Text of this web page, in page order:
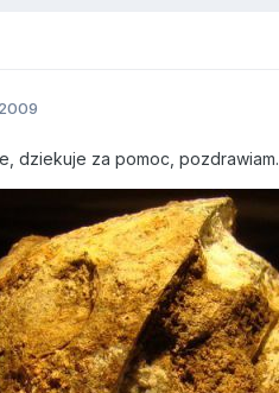
dziekuje za pomoc, pozdrawiam.